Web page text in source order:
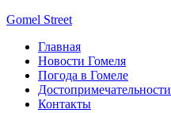
Gomel Street
Главная
Новости Гомеля
Погода в Гомеле
Достопримечательности
Контакты